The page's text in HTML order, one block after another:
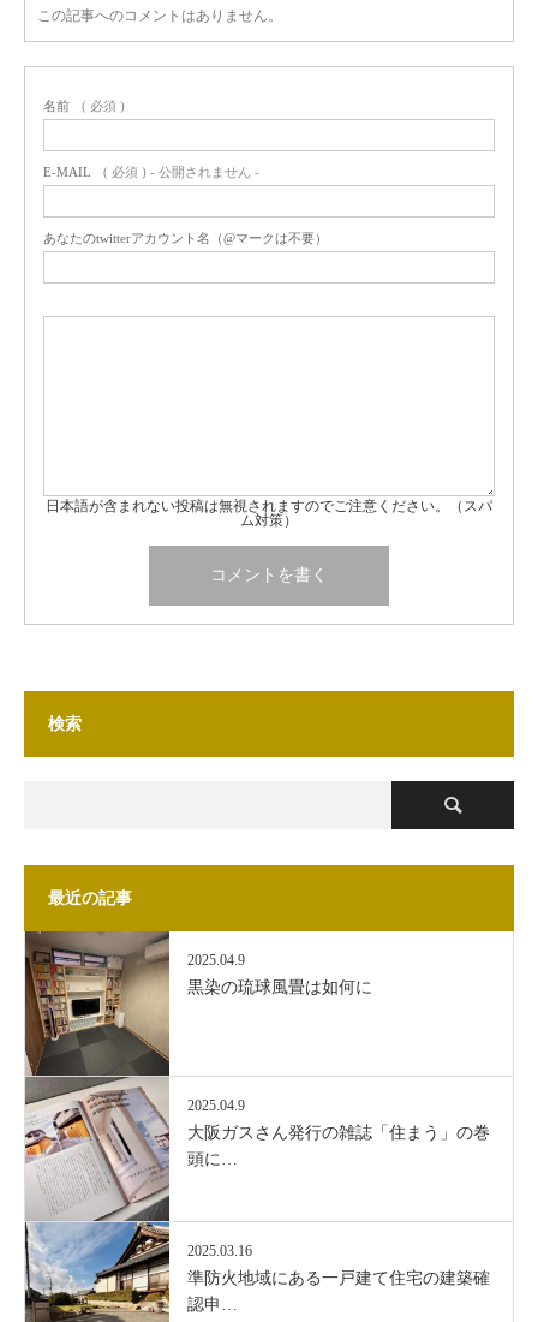
この記事へのコメントはありません。
名前 ( 必須 )
E-MAIL ( 必須 ) - 公開されません -
あなたのtwitterアカウント名（@マークは不要）
日本語が含まれない投稿は無視されますのでご注意ください。（スパ
ム対策）
検索
最近の記事
2025.04.9
黒染の琉球風畳は如何に
2025.04.9
大阪ガスさん発行の雑誌「住まう」の巻
頭に…
2025.03.16
準防火地域にある一戸建て住宅の建築確
認申…